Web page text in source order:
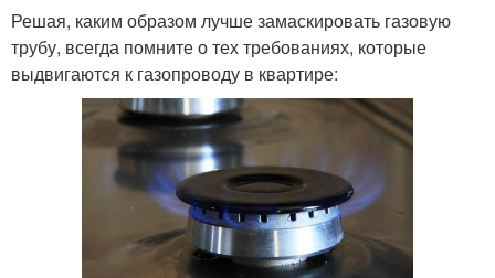
Решая, каким образом лучше замаскировать газовую
трубу, всегда помните о тех требованиях, которые
выдвигаются к газопроводу в квартире: